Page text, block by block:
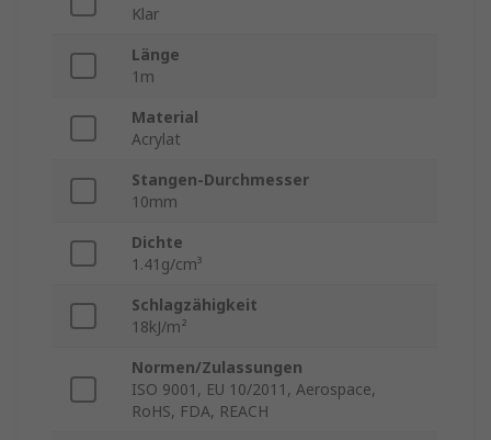
Klar
Länge
1m
Material
Acrylat
Stangen-Durchmesser
10mm
Dichte
1.41g/cm³
Schlagzähigkeit
18kJ/m²
Normen/Zulassungen
ISO 9001, EU 10/2011, Aerospace,
RoHS, FDA, REACH